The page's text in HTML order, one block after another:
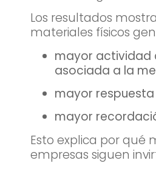
Los resultados
materiales físicos
mayor actividad
asociada a la
mayor
mayor
Esto explica por qué
empresas siguen